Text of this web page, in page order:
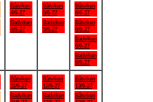
Båtviken
4/6-27
Badviken
4/6-27
Båtviken
5/6-27
Badviken
5/6-27
Båtviken
6/6-27
Båtviken
6/6-27
Badviken
6/6-27
Badviken
6/6-27
Båtviken
11/6-27
Badviken
Båtviken
12/6-27
Badviken
Båtviken
13/6-27
Båtviken